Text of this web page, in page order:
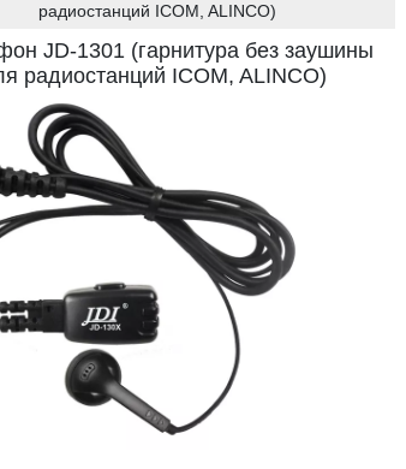
радиостанций ICOM, ALINCO)
JD-1301 (гарнитура без заушины
радиостанций ICOM, ALINCO)